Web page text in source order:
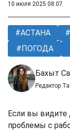
10 июля 2025 08:07
АСТАНА
ПОГОДА
Бахыт
Редактор
Если вы видите
проблемы с